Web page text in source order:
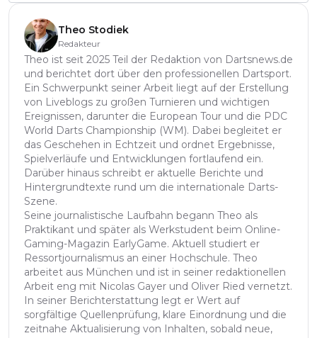
Theo Stodiek
Redakteur
Theo ist seit 2025 Teil der Redaktion von Dartsnews.de
und berichtet dort über den professionellen Dartsport.
Ein Schwerpunkt seiner Arbeit liegt auf der Erstellung
von Liveblogs zu großen Turnieren und wichtigen
Ereignissen, darunter die European Tour und die PDC
World Darts Championship (WM). Dabei begleitet er
das Geschehen in Echtzeit und ordnet Ergebnisse,
Spielverläufe und Entwicklungen fortlaufend ein.
Darüber hinaus schreibt er aktuelle Berichte und
Hintergrundtexte rund um die internationale Darts-
Szene.
Seine journalistische Laufbahn begann Theo als
Praktikant und später als Werkstudent beim Online-
Gaming-Magazin EarlyGame. Aktuell studiert er
Ressortjournalismus an einer Hochschule. Theo
arbeitet aus München und ist in seiner redaktionellen
Arbeit eng mit Nicolas Gayer und Oliver Ried vernetzt.
In seiner Berichterstattung legt er Wert auf
sorgfältige Quellenprüfung, klare Einordnung und die
zeitnahe Aktualisierung von Inhalten, sobald neue,